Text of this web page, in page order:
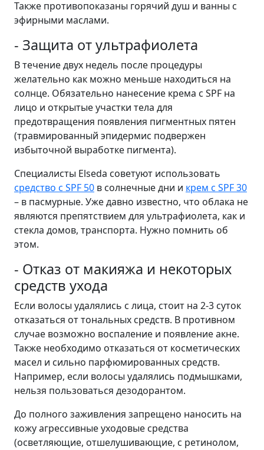
Также противопоказаны горячий душ и ванны с
эфирными маслами.
- Защита от ультрафиолета
В течение двух недель после процедуры
желательно как можно меньше находиться на
солнце. Обязательно нанесение крема с SPF на
лицо и открытые участки тела для
предотвращения появления пигментных пятен
(травмированный эпидермис подвержен
избыточной выработке пигмента).
Специалисты Elseda советуют использовать
средство с SPF 50 в солнечные дни и крем с SPF 30
– в пасмурные. Уже давно известно, что облака не
являются препятствием для ультрафиолета, как и
стекла домов, транспорта. Нужно помнить об
этом.
- Отказ от макияжа и некоторых
средств ухода
Если волосы удалялись с лица, стоит на 2-3 суток
отказаться от тональных средств. В противном
случае возможно воспаление и появление акне.
Также необходимо отказаться от косметических
масел и сильно парфюмированных средств.
Например, если волосы удалялись подмышками,
нельзя пользоваться дезодорантом.
До полного заживления запрещено наносить на
кожу агрессивные уходовые средства
(осветляющие, отшелушивающие, с ретинолом,